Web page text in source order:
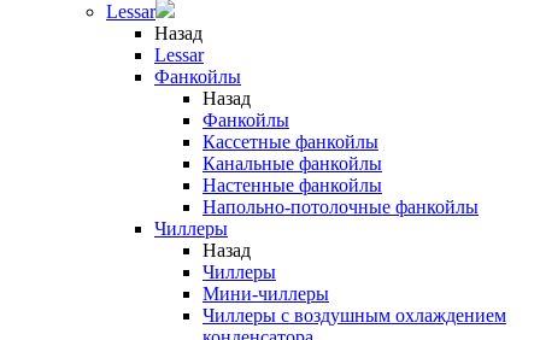
Lessar
Назад
Lessar
Фанкойлы
Назад
Фанкойлы
Кассетные фанкойлы
Канальные фанкойлы
Настенные фанкойлы
Напольно-потолочные фанкойлы
Чиллеры
Назад
Чиллеры
Мини-чиллеры
Чиллеры с воздушным охлаждением